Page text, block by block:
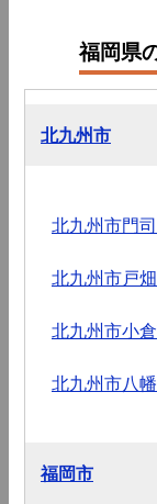
福岡県
北九州市
北九州市門
北九州市戸
北九州市小
北九州市八
福岡市